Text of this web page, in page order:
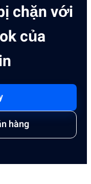
chặn với
của
hàng